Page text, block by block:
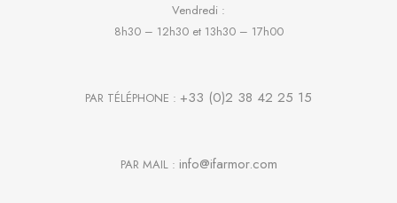
Vendredi :
8h30 – 12h30 et 13h30 – 17h00
PAR TÉLÉPHONE : +33 (0)2 38 42 25 15
PAR MAIL : info@ifarmor.com